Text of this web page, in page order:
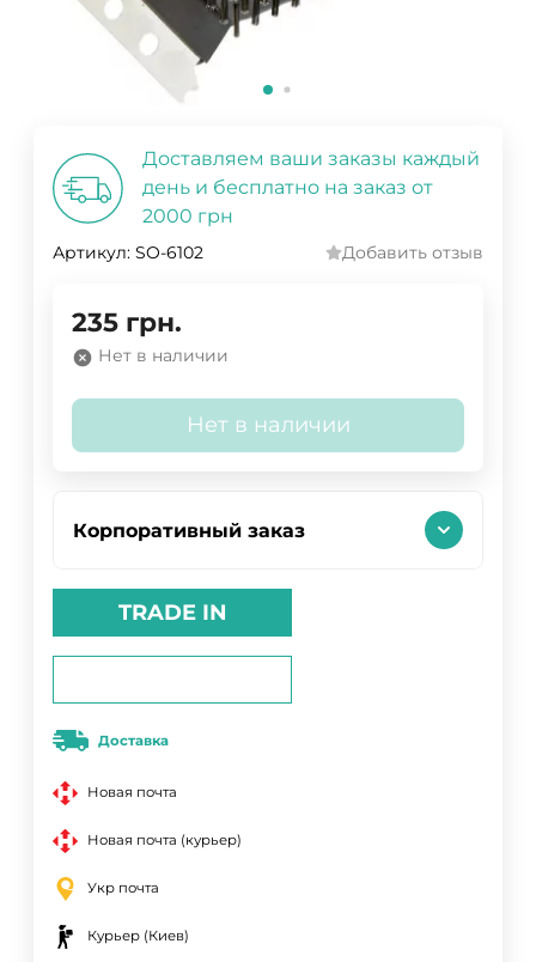
Доставляем ваши заказы каждый
день и бесплатно на заказ от
2000 грн
Артикул: SO-6102 Добавить отзыв
235 грн.
Нет в наличии
Нет в наличии
Корпоративный заказ
TRADE IN
Доставка
Новая почта
Новая почта (курьер)
Укр почта
Курьер (Киев)